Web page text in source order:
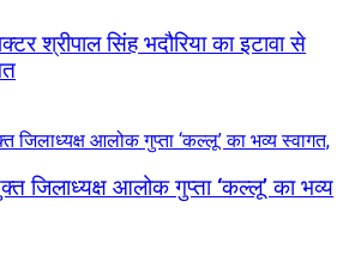
श्रीपाल सिंह भदौरिया का इटावा से
जिलाध्यक्ष आलोक गुप्ता ‘कल्लू’ का भव्य